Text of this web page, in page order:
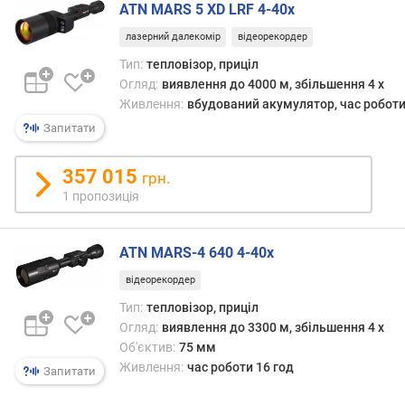
м
)
о
к
у
с
н
а
в
д
т
а
ь
(
Запитати
ATN MARS 5 XD LRF 4-40x
лазерний далекомір відеорекордер
Тип: тепловізор, приціл
Огляд: виявлення до 4000 м, збільшення 4 x
Живлення: вбудований акумулятор, час
357 015 грн.
1 пропозиція
Запитати
ATN MARS-4 640 4-40x
відеорекордер
Тип: тепловізор, приціл
Огляд: виявлення до 3300 м, збільшення 4 x
Об'єктив: 75 мм
Живлення: час роботи 16 год